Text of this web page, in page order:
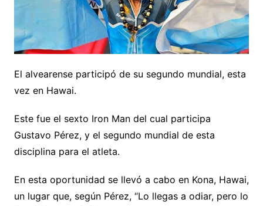
El alvearense participó de su segundo mundial, esta
vez en Hawai.
Este fue el sexto Iron Man del cual participa
Gustavo Pérez, y el segundo mundial de esta
disciplina para el atleta.
En esta oportunidad se llevó a cabo en Kona, Hawai,
un lugar que, según Pérez, “Lo llegas a odiar, pero lo